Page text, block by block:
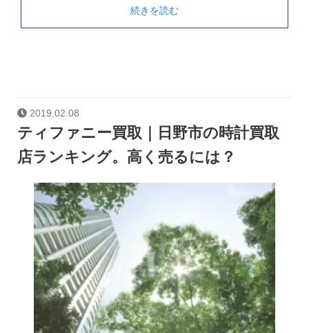
続きを読む
2019.02.08
ティファニー買取｜日野市の時計買取
店ランキング。高く売るには？